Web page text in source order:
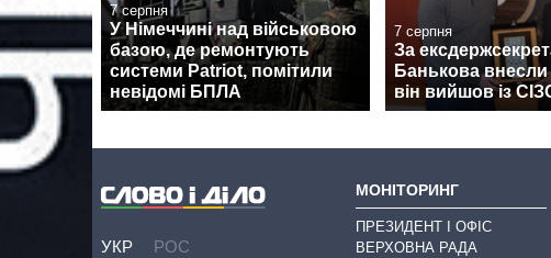
7 серпня
У Німеччині над військовою
базою, де ремонтують
системи Patriot, помітили
невідомі БПЛА
7 серпня
За
Банькова внесли
він вийшов із
УКР РОС
МОНІТОРИНГ
ПРЕЗИДЕНТ І ОФІС
ВЕРХОВНА РАДА